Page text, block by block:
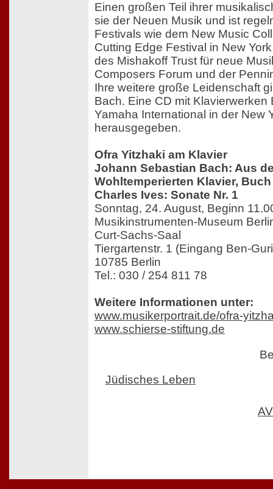
Einen großen Teil ihrer
sie der Neuen Musik und ist
Festivals wie dem New Music
Cutting Edge Festival in New
des Mishakoff Trust für neue
Composers Forum und der
Ihre weitere große Leidenschaft
Bach. Eine CD mit Klavierwerken
Yamaha International in der New
herausgegeben.
Ofra Yitzhaki am Klavier
Johann Sebastian Bach: Aus
Wohltemperierten Klavier, Buch
Charles Ives: Sonate Nr. 1
Sonntag, 24. August, Beginn
Musikinstrumenten-Museum
Curt-Sachs-Saal
Tiergartenstr. 1 (Eingang Ben-
10785 Berlin
Tel.: 030 / 254 811 78
Weitere Informationen unter:
www.musikerportrait.de/ofra-
www.schierse-stiftung.de
Jüdisches Leben